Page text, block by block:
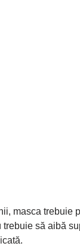
masca trebuie
să aibă